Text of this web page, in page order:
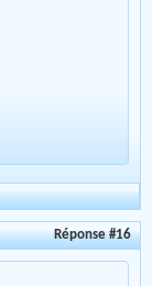
Réponse #16